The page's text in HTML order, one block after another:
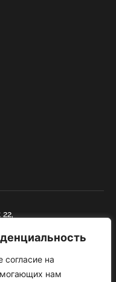
согласие на
нам